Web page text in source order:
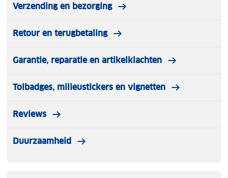
Verzending en bezorging
Retour en terugbetaling
Garantie, reparatie en artikelklachten
Tolbadges, milieustickers en vignetten
Reviews
Duurzaamheid